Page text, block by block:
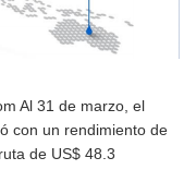
Al 31 de marzo, el
con un rendimiento de
de US$ 48.3